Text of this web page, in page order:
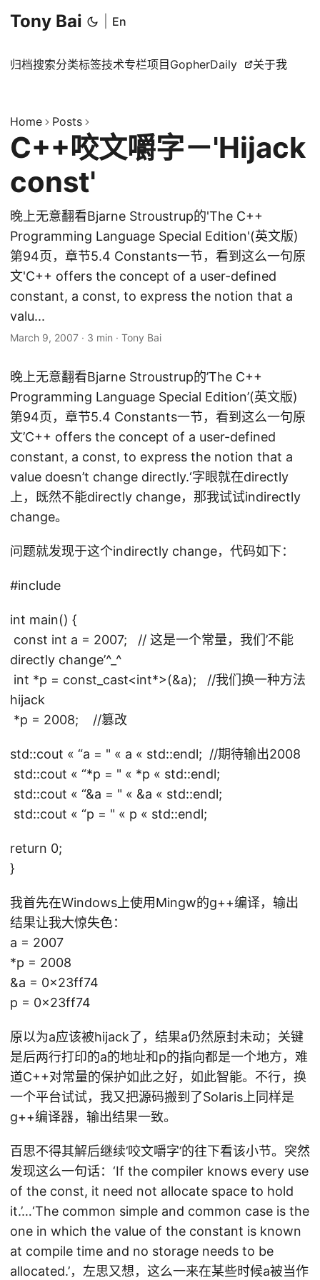
Tony Bai En
归档搜索分类标签技术专栏项目 GopherDaily 关于我
Home Posts
C++咬文嚼字－'Hijack
const'
晚上无意翻看Bjarne Stroustrup的'The C++
Programming Language Special Edition'(英文版)
第94页，章节5.4 Constants一节，看到这么一句原
文'C++ offers the concept of a user-defined
constant, a const, to express the notion that a
valu...
March 9, 2007 · 3 min · Tony Bai
晚上无意翻看Bjarne Stroustrup的’The C++
Programming Language Special Edition’(英文版)
第94页，章节5.4 Constants一节，看到这么一句原
文’C++ offers the concept of a user-defined
constant, a const, to express the notion that a
value doesn’t change directly.‘字眼就在directly
上，既然不能directly change，那我试试indirectly
change。
问题就发现于这个indirectly change，代码如下：
#include
int main() {
const int a = 2007; // 这是一个常量，我们’不能
directly change’^_^
int *p = const_cast<int*>(&a); //我们换一种方法
hijack
*p = 2008; //篡改
std::cout « “a = " « a « std::endl; //期待输出2008
std::cout « “*p = " « *p « std::endl;
std::cout « “&a = " « &a « std::endl;
std::cout « “p = " « p « std::endl;
return 0;
}
我首先在Windows上使用Mingw的g++编译，输出
结果让我大惊失色：
a = 2007
*p = 2008
&a = 0x23ff74
p = 0x23ff74
原以为a应该被hijack了，结果a仍然原封未动；关键
是后两行打印的a的地址和p的指向都是一个地方，难
道C++对常量的保护如此之好，如此智能。不行，换
一个平台试试，我又把源码搬到了Solaris上同样是
g++编译器，输出结果一致。
百思不得其解后继续’咬文嚼字’的往下看该小节。突然
发现这么一句话：‘If the compiler knows every use
of the const, it need not allocate space to hold
it.’…‘The common simple and common case is the
one in which the value of the constant is known
at compile time and no storage needs to be
allocated.’，左思又想，这么一来在某些时候a被当作